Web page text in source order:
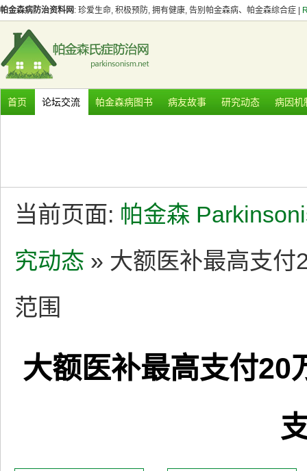
帕金森病防治资料网 : 珍爱生命, 积极预防, 拥有健康, 告别帕金森病、帕金森综合症 |
首页 论坛交流 帕金森病图书 病友故事 研究动态 病因机
当前页面: 帕金森
究动态 » 大额医补最高支付
范围
大额医补最高支付20